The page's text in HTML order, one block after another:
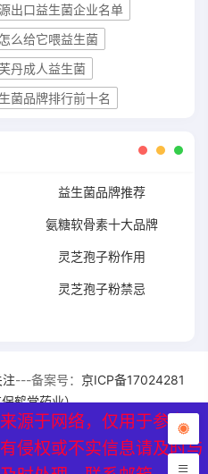
源于网络，仅用于参考、
侵权或不实信息请及时与
出口益生菌企业名单
么给它喂益生菌
丹成人益生菌
菌品牌排行前十名
益生菌品牌推荐
氨糖软骨素十大品牌
灵芝孢子粉作用
灵芝孢子粉禁忌
---备案号： 京ICP备17024281
鹤堂药业）
源于网络，仅用于参考、
侵权或不实信息请及时与